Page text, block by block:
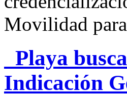
Movilidad
Playa
Indicación